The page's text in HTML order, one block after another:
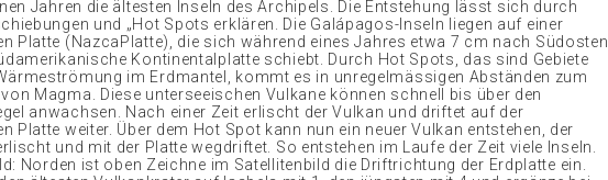
Jahren die ältesten Inseln des Archipels. Die Entstehung lässt sich durch
und „Hot Spots erklären. Die Galápagos-Inseln liegen auf einer
Platte (NazcaPlatte), die sich während eines Jahres etwa 7 cm nach Südosten
Kontinentalplatte schiebt. Durch Hot Spots, das sind Gebiete
im Erdmantel, kommt es in unregelmässigen Abständen zum
Magma. Diese unterseeischen Vulkane können schnell bis über den
anwachsen. Nach einer Zeit erlischt der Vulkan und driftet auf der
Platte weiter. Über dem Hot Spot kann nun ein neuer Vulkan entstehen, der
und mit der Platte wegdriftet. So entstehen im Laufe der Zeit viele Inseln.
Norden ist oben Zeichne im Satellitenbild die Driftrichtung der Erdplatte ein.